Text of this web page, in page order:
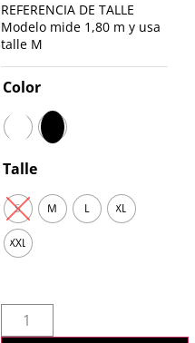
REFERENCIA DE TALLE
Modelo mide 1,80 m y usa
talle M
Color
Talle
S M L XL
XXL